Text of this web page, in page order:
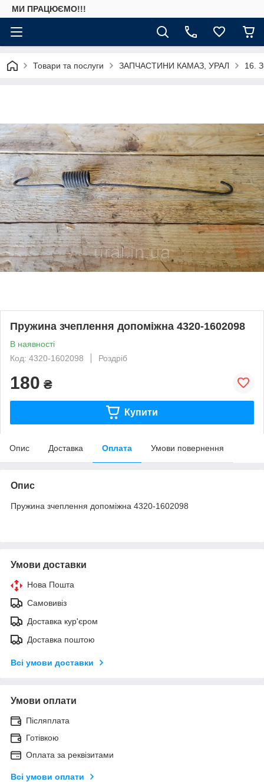
МИ ПРАЦЮЄМО!!!
Товари та послуги ЗАПЧАСТИНИ КАМАЗ, УРАЛ 16.
Пружина зчеплення допоміжна 4320-1602098
В наявності
Код: 4320-1602098
Роздріб
180 ₴
Купити
Опис Доставка Оплата Умови повернення
Опис
Пружина зчеплення допоміжна 4320-1602098
Умови доставки
Нова Пошта
Самовивіз
Доставка кур'єром
Доставка поштою
Всі умови доставки
Умови оплати
Післяплата
Готівкою
Оплата за реквізитами
Всі умови оплати